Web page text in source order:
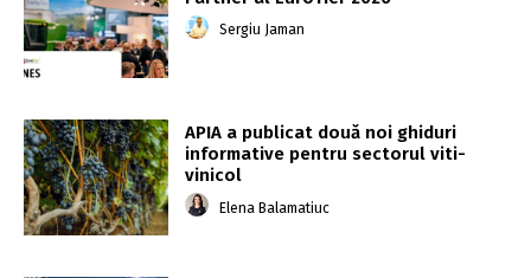
Sergiu Jaman
APIA a publicat două noi ghiduri
informative pentru sectorul viti-
vinicol
Elena Balamatiuc